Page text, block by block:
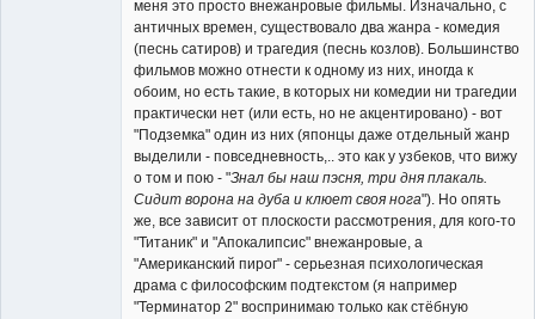
меня это просто внежанровые фильмы. Изначально, с
античных времен, существовало два жанра - комедия
(песнь сатиров) и трагедия (песнь козлов). Большинство
фильмов можно отнести к одному из них, иногда к
обоим, но есть такие, в которых ни комедии ни трагедии
практически нет (или есть, но не акцентировано) - вот
"Подземка" один из них (японцы даже отдельный жанр
выделили - повседневность,.. это как у узбеков, что вижу
о том и пою - "Знал бы наш пэсня, три дня плакаль.
Сидит ворона на дуба и клюет своя нога"). Но опять
же, все зависит от плоскости рассмотрения, для кого-то
"Титаник" и "Апокалипсис" внежанровые, а
"Американский пирог" - серьезная психологическая
драма с философским подтекстом (я например
"Терминатор 2" воспринимаю только как стёбную